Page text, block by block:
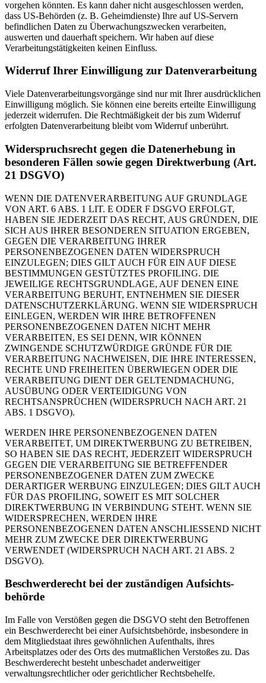
vorgehen könnten. Es kann daher nicht ausgeschlossen werden,
dass US-Behörden (z. B. Geheimdienste) Ihre auf US-Servern
befindlichen Daten zu Überwachungszwecken verarbeiten,
auswerten und dauerhaft speichern. Wir haben auf diese
Verarbeitungstätigkeiten keinen Einfluss.
Widerruf Ihrer Einwilligung zur Datenverarbeitung
Viele Datenverarbeitungsvorgänge sind nur mit Ihrer ausdrücklichen
Einwilligung möglich. Sie können eine bereits erteilte Einwilligung
jederzeit widerrufen. Die Rechtmäßigkeit der bis zum Widerruf
erfolgten Datenverarbeitung bleibt vom Widerruf unberührt.
Widerspruchsrecht gegen die Datenerhebung in
besonderen Fällen sowie gegen Direktwerbung (Art.
21 DSGVO)
WENN DIE DATENVERARBEITUNG AUF GRUNDLAGE
VON ART. 6 ABS. 1 LIT. E ODER F DSGVO ERFOLGT,
HABEN SIE JEDERZEIT DAS RECHT, AUS GRÜNDEN, DIE
SICH AUS IHRER BESONDEREN SITUATION ERGEBEN,
GEGEN DIE VERARBEITUNG IHRER
PERSONENBEZOGENEN DATEN WIDERSPRUCH
EINZULEGEN; DIES GILT AUCH FÜR EIN AUF DIESE
BESTIMMUNGEN GESTÜTZTES PROFILING. DIE
JEWEILIGE RECHTSGRUNDLAGE, AUF DENEN EINE
VERARBEITUNG BERUHT, ENTNEHMEN SIE DIESER
DATENSCHUTZERKLÄRUNG. WENN SIE WIDERSPRUCH
EINLEGEN, WERDEN WIR IHRE BETROFFENEN
PERSONENBEZOGENEN DATEN NICHT MEHR
VERARBEITEN, ES SEI DENN, WIR KÖNNEN
ZWINGENDE SCHUTZWÜRDIGE GRÜNDE FÜR DIE
VERARBEITUNG NACHWEISEN, DIE IHRE INTERESSEN,
RECHTE UND FREIHEITEN ÜBERWIEGEN ODER DIE
VERARBEITUNG DIENT DER GELTENDMACHUNG,
AUSÜBUNG ODER VERTEIDIGUNG VON
RECHTSANSPRÜCHEN (WIDERSPRUCH NACH ART. 21
ABS. 1 DSGVO).
WERDEN IHRE PERSONENBEZOGENEN DATEN
VERARBEITET, UM DIREKTWERBUNG ZU BETREIBEN,
SO HABEN SIE DAS RECHT, JEDERZEIT WIDERSPRUCH
GEGEN DIE VERARBEITUNG SIE BETREFFENDER
PERSONENBEZOGENER DATEN ZUM ZWECKE
DERARTIGER WERBUNG EINZULEGEN; DIES GILT AUCH
FÜR DAS PROFILING, SOWEIT ES MIT SOLCHER
DIREKTWERBUNG IN VERBINDUNG STEHT. WENN SIE
WIDERSPRECHEN, WERDEN IHRE
PERSONENBEZOGENEN DATEN ANSCHLIESSEND NICHT
MEHR ZUM ZWECKE DER DIREKTWERBUNG
VERWENDET (WIDERSPRUCH NACH ART. 21 ABS. 2
DSGVO).
Beschwerde­recht bei der zuständigen Aufsichts­
behörde
Im Falle von Verstößen gegen die DSGVO steht den Betroffenen
ein Beschwerderecht bei einer Aufsichtsbehörde, insbesondere in
dem Mitgliedstaat ihres gewöhnlichen Aufenthalts, ihres
Arbeitsplatzes oder des Orts des mutmaßlichen Verstoßes zu. Das
Beschwerderecht besteht unbeschadet anderweitiger
verwaltungsrechtlicher oder gerichtlicher Rechtsbehelfe.